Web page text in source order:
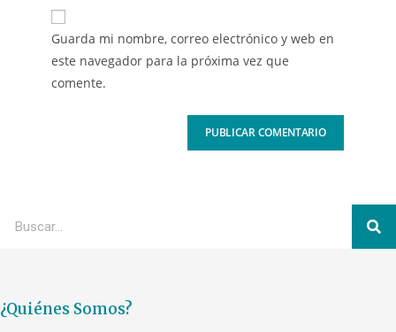
Guarda mi nombre, correo electrónico y web en
este navegador para la próxima vez que
comente.
¿Quiénes Somos?